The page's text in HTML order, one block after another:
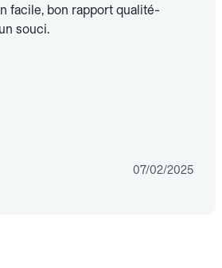
facile, bon rapport qualité-
souci.
07/02/2025